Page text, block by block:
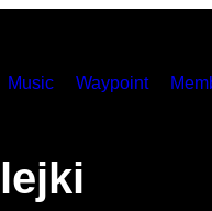
Music Waypoint